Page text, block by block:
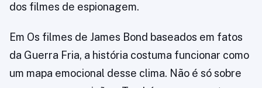
dos filmes de espionagem.
Em Os filmes de James Bond baseados em fatos
da Guerra Fria, a história costuma funcionar como
um mapa emocional desse clima. Não é só sobre